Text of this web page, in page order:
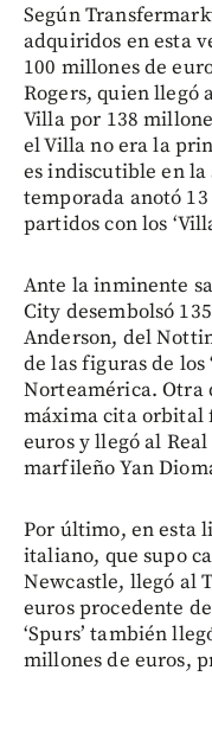
Según
adquiridos en esta
100 millones de
Rogers, quien llegó
Villa por 138
el Villa no era la
es indiscutible en
temporada anotó 13
partidos con los
Ante la inminente
City desembolsó
Anderson, del
de las figuras de los
Norteamérica. Otra
máxima cita orbital
euros y llegó al
marfileño Yan
Por último, en esta
italiano, que supo
Newcastle, llegó al
euros procedente de
‘Spurs’ también
millones de euros,